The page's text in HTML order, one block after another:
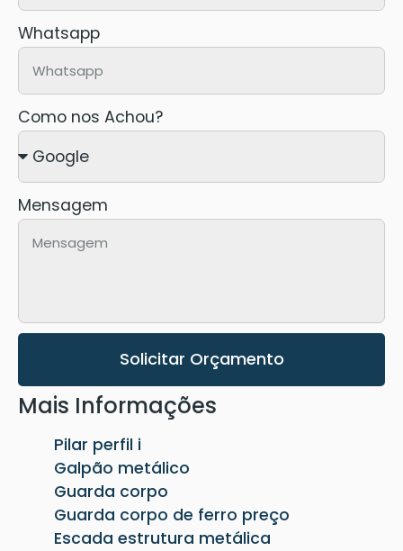
Whatsapp
Como nos Achou?
Mensagem
Solicitar Orçamento
Mais Informações
Pilar perfil i
Galpão metálico
Guarda corpo
Guarda corpo de ferro preço
Escada estrutura metálica